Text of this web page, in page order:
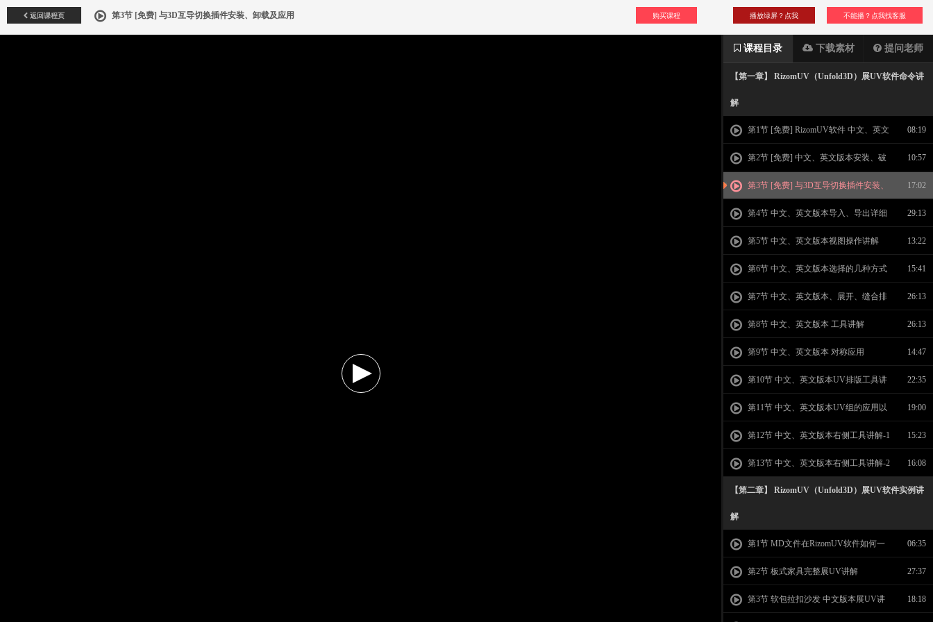
返回课程页 第3节 [免费] 与3D互导切换插件安装、卸载及应用 购买课程 不能播？点我找客服
播放绿屏？点我
课程目录 下载素材 提问老师
【第一章】 RizomUV（Unfold3D）展UV软件命令讲
解
第1节 [免费] RizomUV软件 中文、英文
版本课程介绍
08:19
第2节 [免费] 中文、英文版本安装、破
解与汉化
10:57
第3节 [免费] 与3D互导切换插件安装、
卸载及应用
17:02
第4节 中文、英文版本导入、导出详细
讲解
29:13
第5节 中文、英文版本视图操作讲解 13:22
第6节 中文、英文版本选择的几种方式 15:41
第7节 中文、英文版本、展开、缝合排
版工具讲解
26:13
第8节 中文、英文版本 工具讲解 26:13
第9节 中文、英文版本 对称应用 14:47
第10节 中文、英文版本UV排版工具讲
解
22:35
第11节 中文、英文版本UV组的应用以
及贴图大小的调整
19:00
第12节 中文、英文版本右侧工具讲解-1 15:23
第13节 中文、英文版本右侧工具讲解-2 16:08
【第二章】 RizomUV（Unfold3D）展UV软件实例讲
解
第1节 MD文件在RizomUV软件如何一
件展UV
06:35
第2节 板式家具完整展UV讲解 27:37
第3节 软包拉扣沙发 中文版本展UV讲 18:18